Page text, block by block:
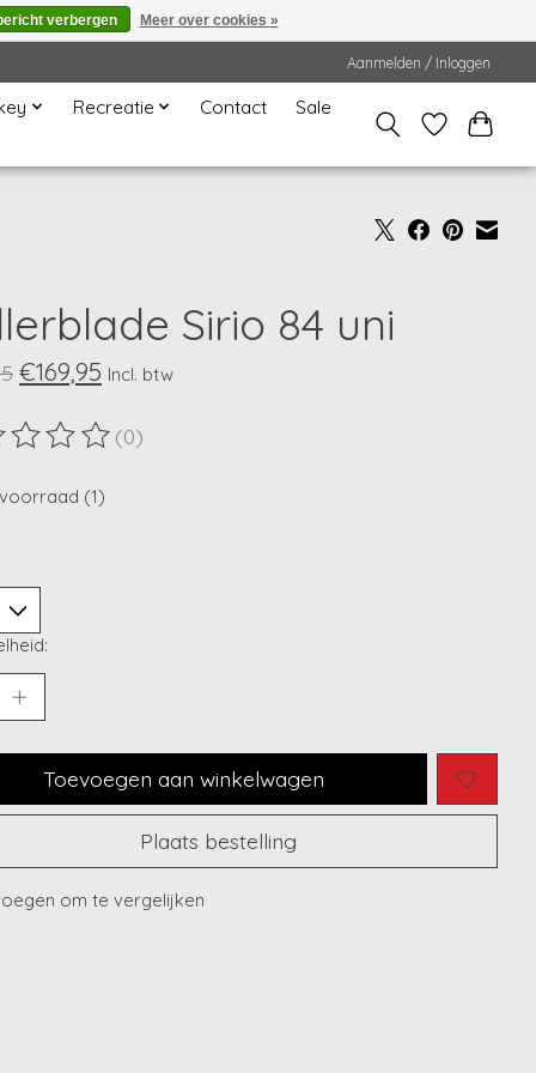
Aanmelden / Inloggen
Recreatie Contact
Sale
Sirio 84 uni
€169,95 Incl. btw
van dit product is
(0)
(1)
Toevoegen aan winkelwagen
Plaats bestelling
om te vergelijken
verbergen Meer over cookies »